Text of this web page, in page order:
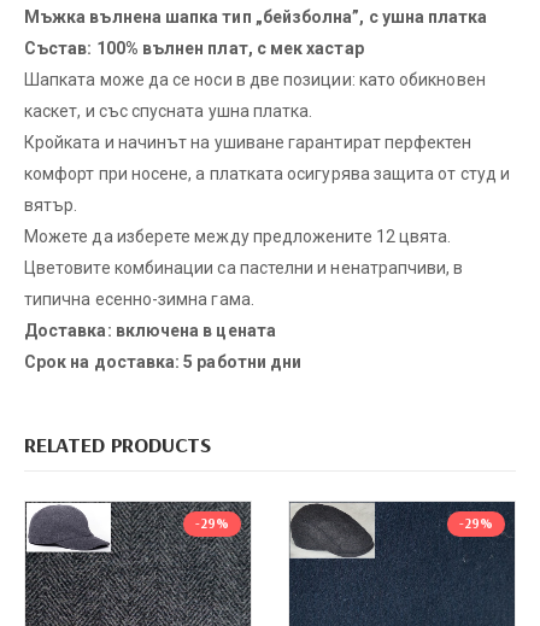
Мъжка вълнена шапка тип „бейзболна”, с ушна платка
Състав: 100% вълнен плат, с мек хастар
Шапката може да се носи в две позиции: като обикновен
каскет, и със спусната ушна платка.
Кройката и начинът на ушиване гарантират перфектен
комфорт при носене, а платката осигурява защита от студ и
вятър.
Можете да изберете между предложените 12 цвята.
Цветовите комбинации са пастелни и ненатрапчиви, в
типична есенно-зимна гама.
Доставка: включена в цената
Срок на доставка: 5 работни дни
RELATED PRODUCTS
-29% -29%